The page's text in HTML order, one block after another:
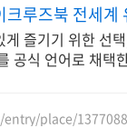
루즈북 전세계
즐기기 위한 선
공식 언어로 채택
place/